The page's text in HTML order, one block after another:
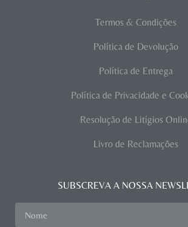
Termos & Condições
Política de Devolução
Política de Entrega
Política de Privacidade e
Resolução de Litígios
Livro de Reclamações
SUBSCREVA A NOSSA